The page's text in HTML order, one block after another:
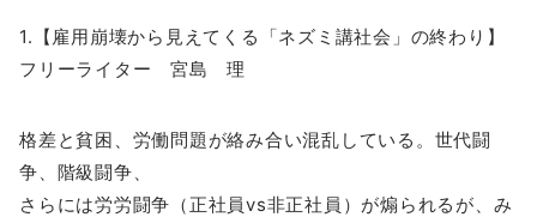
1.【雇用崩壊から見えてくる「ネズミ講社会」の終わり】
フリーライター 宮島 理
格差と貧困、労働問題が絡み合い混乱している。世代闘
争、階級闘争、
さらには労労闘争（正社員vs非正社員）が煽られるが、み